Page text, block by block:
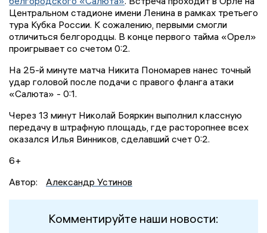
Центральном стадионе имени Ленина в рамках третьего
тура Кубка России. К сожалению, первыми смогли
отличиться белгородцы. В конце первого тайма «Орел»
проигрывает со счетом 0:2.
На 25-й минуте матча Никита Пономарев нанес точный
удар головой после подачи с правого фланга атаки
«Салюта» - 0:1.
Через 13 минут Николай Бояркин выполнил классную
передачу в штрафную площадь, где расторопнее всех
оказался Илья Винников, сделавший счет 0:2.
6+
Автор:
Александр Устинов
Комментируйте наши новости: